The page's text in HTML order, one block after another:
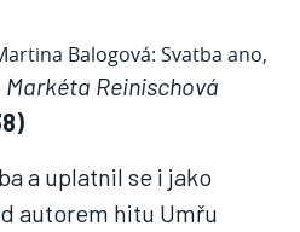
Balogová: Svatba ano,
Markéta Reinischová
a uplatnil se i jako
autorem hitu Umřu